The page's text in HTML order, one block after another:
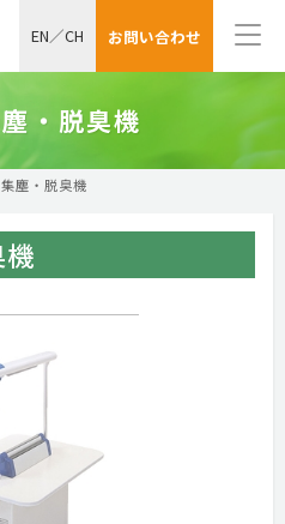
お問い合わせ
EN／CH
・脱臭機
塵・脱臭機